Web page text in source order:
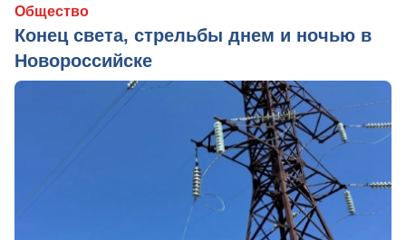
Общество
Конец света, стрельбы днем и ночью в
Новороссийске